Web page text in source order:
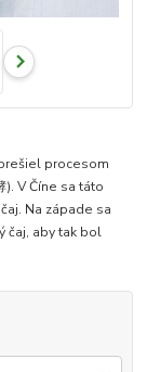
procesom
V Číne sa táto
Na západe sa
čaj, aby tak bol